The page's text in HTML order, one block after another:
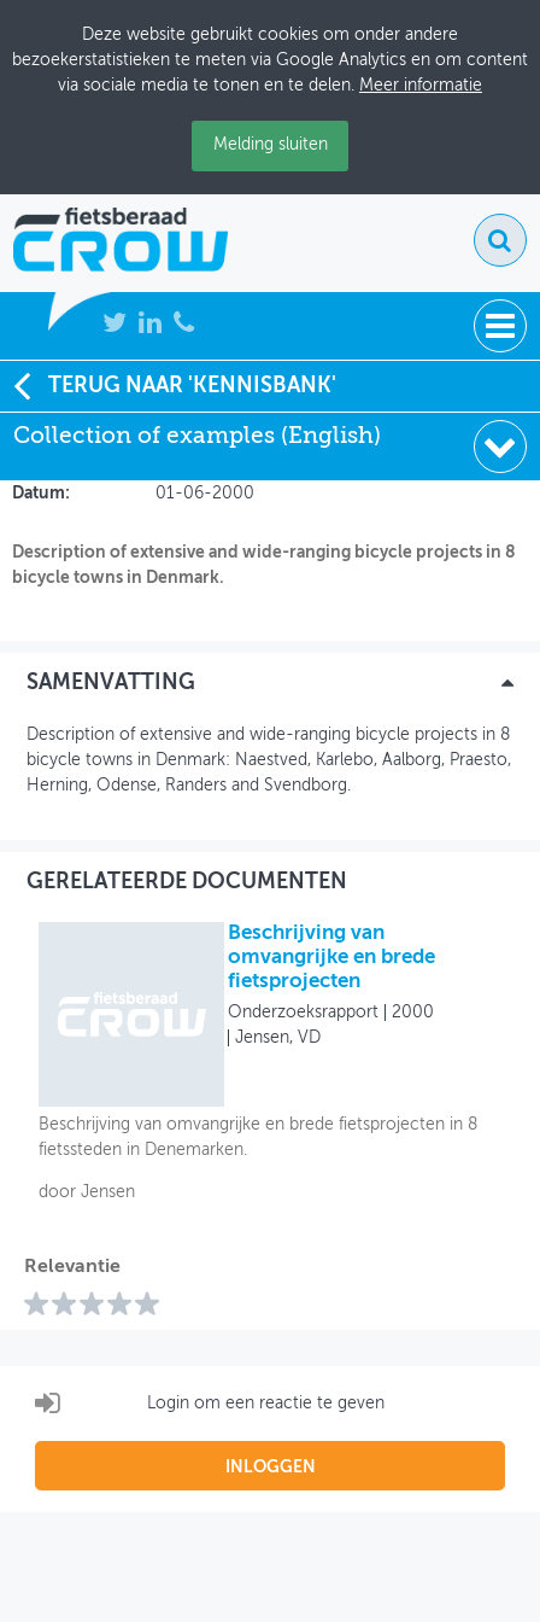
Deze website gebruikt cookies om onder andere
bezoekerstatistieken te meten via Google Analytics en om content
via sociale media te tonen en te delen. Meer informatie
Melding sluiten
NIEUWS
BIJEENKOMSTEN
KENNISBANK
OVER FIETSBERAAD
MIJN PROFIEL
GEBRUIKER
TERUG NAAR 'KENNISBANK'
Collection of examples (English)
Soort:
Onderzoeksrapporten
Author:
Jensen
Datum:
01-06-2000
Description of extensive and wide-ranging bicycle projects in 8
bicycle towns in Denmark.
SAMENVATTING
Description of extensive and wide-ranging bicycle projects in 8
bicycle towns in Denmark: Naestved, Karlebo, Aalborg, Praesto,
Herning, Odense, Randers and Svendborg.
GERELATEERDE DOCUMENTEN
Beschrijving van
omvangrijke en brede
fietsprojecten
Onderzoeksrapport
2000
Jensen, VD
Beschrijving van omvangrijke en brede fietsprojecten in 8
fietssteden in Denemarken.
door Jensen
Relevantie
Login om een reactie te geven
INLOGGEN